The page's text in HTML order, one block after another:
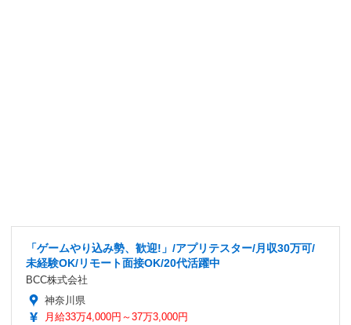
「ゲームやり込み勢、歓迎!」/アプリテスター/月収30万可/
未経験OK/リモート面接OK/20代活躍中
BCC株式会社
神奈川県
月給33万4,000円～37万3,000円